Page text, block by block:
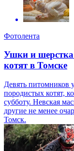
Фотолента
Ушки и
котят в Томске
Девять питомников
породистых котят,
субботу. Невская
другие не менее
Томск.